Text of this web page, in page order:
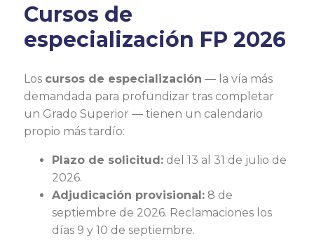
Cursos de
especialización FP 2026
Los cursos de especialización — la vía más
demandada para profundizar tras completar
un Grado Superior — tienen un calendario
propio más tardío:
Plazo de solicitud: del 13 al 31 de julio de
2026.
Adjudicación provisional: 8 de
septiembre de 2026. Reclamaciones los
días 9 y 10 de septiembre.